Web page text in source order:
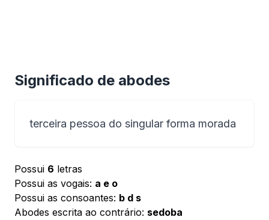
Significado de abodes
terceira pessoa do singular forma morada
Possui 6 letras
Possui as vogais: a e o
Possui as consoantes: b d s
Abodes escrita ao contrário: sedoba